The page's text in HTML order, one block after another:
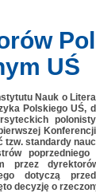
UŚ
Nauk o
Polskiego UŚ,
tzw. standardy
przez
dotyczą
decyzję o